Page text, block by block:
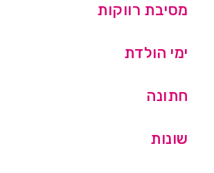
מסיבת רווקות
ימי הולדת
חתונה
שונות